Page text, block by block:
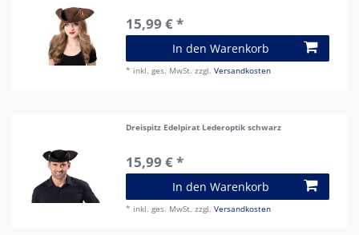
15,99 € *
In den Warenkorb
* inkl. ges. MwSt. zzgl.Versandkosten
Dreispitz Edelpirat Lederoptik schwarz
15,99 € *
In den Warenkorb
* inkl. ges. MwSt. zzgl.Versandkosten